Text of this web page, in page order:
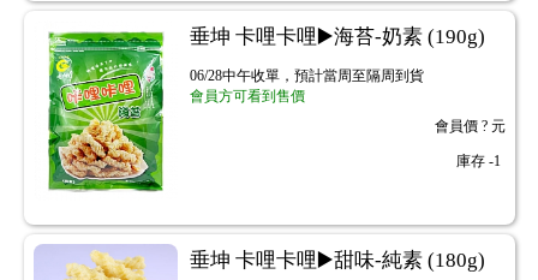
垂坤 卡哩卡哩▶️海苔-奶素 (190g)
06/28中午收單，預計當周至隔周到貨
會員方可看到售價
會員價? 元
庫存 -1
垂坤 卡哩卡哩▶️甜味-純素 (180g)